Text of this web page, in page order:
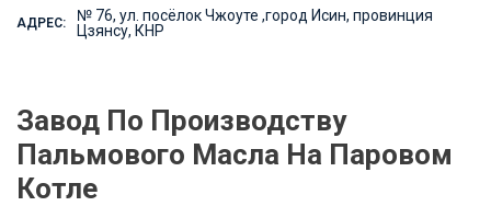
АДРЕС:
№ 76, ул. посёлок Чжоуте ,город Исин, провинция
Цзянсу, КНР
Завод По Производству
Пальмового Масла На Паровом
Котле